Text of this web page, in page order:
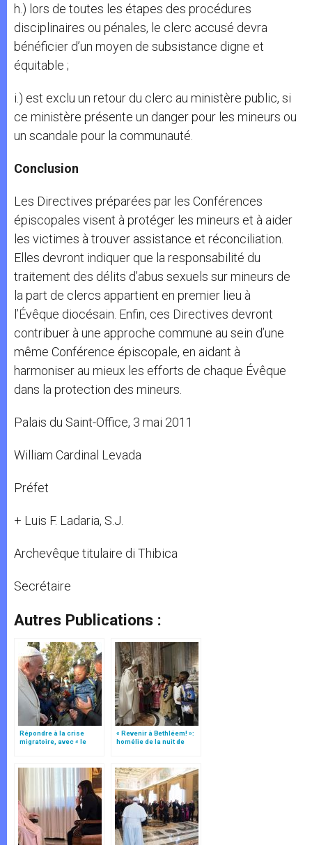
h.) lors de toutes les étapes des procédures
disciplinaires ou pénales, le clerc accusé devra
bénéficier d’un moyen de subsistance digne et
équitable ;
i.) est exclu un retour du clerc au ministère public, si
ce ministère présente un danger pour les mineurs ou
un scandale pour la communauté.
Conclusion
Les Directives préparées par les Conférences
épiscopales visent à protéger les mineurs et à aider
les victimes à trouver assistance et réconciliation.
Elles devront indiquer que la responsabilité du
traitement des délits d’abus sexuels sur mineurs de
la part de clercs appartient en premier lieu à
l’Évêque diocésain. Enfin, ces Directives devront
contribuer à une approche commune au sein d’une
même Conférence épiscopale, en aidant à
harmoniser au mieux les efforts de chaque Évêque
dans la protection des mineurs.
Palais du Saint-Office, 3 mai 2011
William Cardinal Levada
Préfet
+ Luis F. Ladaria, S.J.
Archevêque titulaire di Thibica
Secrétaire
Autres Publications :
Répondre à la crise
migratoire, avec « le
« Revenir à Bethléem! »:
homélie de la nuit de
Noël (texte complet)